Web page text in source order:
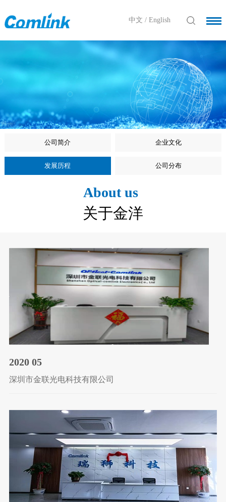
中文 /English
公司简介 企业文化
发展历程 公司分布
About us
关于金洋
2020 05
深圳市金联光电科技有限公司